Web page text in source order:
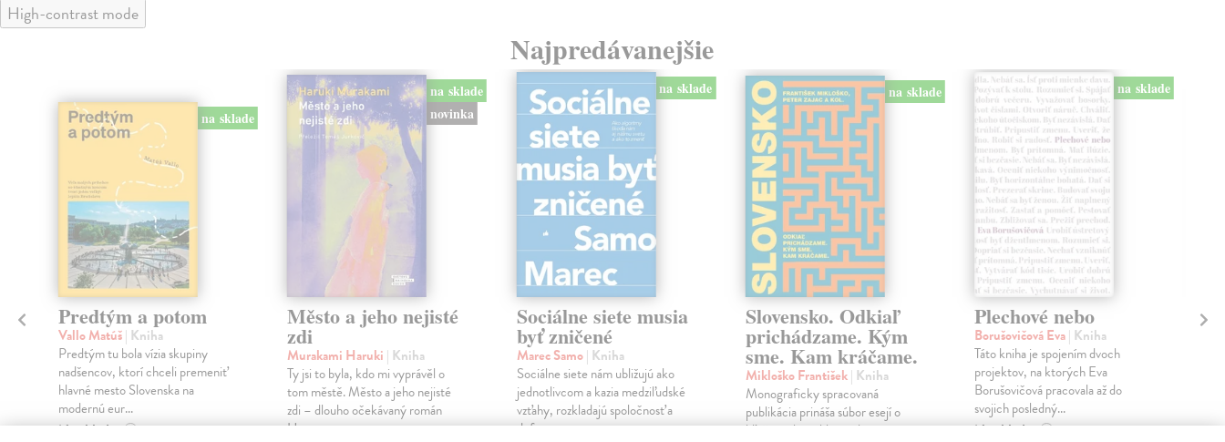
High-contrast mode
Najpredávanejšie
na sklade
Predtým a potom
Vallo Matúš| Kniha
Predtým tu bola vízia skupiny
nadšencov, ktorí chceli premeniť
hlavné mesto Slovenska na
modernú eur...
Na sklade ?
na sklade
novinka
Město a jeho nejisté
zdi
Murakami Haruki | Kniha
Ty jsi to byla, kdo mi vyprávěl o
tom městě. Město a jeho nejisté
zdi – dlouho očekávaný román
Haru...
na sklade
Sociálne siete musia
byť zničené
Marec Samo| Kniha
Sociálne siete nám ubližujú ako
jednotlivcom a kazia medziľudské
vzťahy, rozkladajú spoločnosť a
def...
na sklade
Slovensko. Odkiaľ
prichádzame. Kým
sme. Kam kráčame.
Mikloško František| Kniha
Monograficky spracovaná
publikácia prináša súbor esejí o
kľúčových problémoch
na sklade
Plechové nebo
Borušovičová Eva| Kniha
Táto kniha je spojením dvoch
projektov, na ktorých Eva
Borušovičová pracovala až do
svojich posledný...
Na sklade ? Na